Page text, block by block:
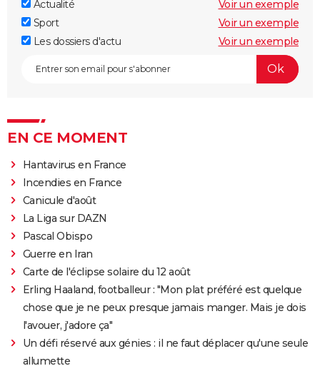
Actualité
Voir un exemple
Sport
Voir un exemple
Les dossiers d'actu
Voir un exemple
EN CE MOMENT
Hantavirus en France
Incendies en France
Canicule d'août
La Liga sur DAZN
Pascal Obispo
Guerre en Iran
Carte de l'éclipse solaire du 12 août
Erling Haaland, footballeur : "Mon plat préféré est quelque
chose que je ne peux presque jamais manger. Mais je dois
l'avouer, j'adore ça"
Un défi réservé aux génies : il ne faut déplacer qu'une seule
allumette